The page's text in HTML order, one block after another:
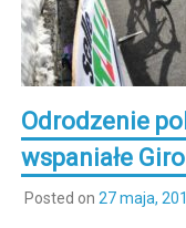
Odrodzenie
wspaniałe
Posted on 27 maja,